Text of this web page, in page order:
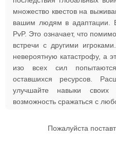
множество квестов на
вашим людям в адаптации.
PvP. Это означает, что
встречи с другими
невероятную катастрофу, а
изо всех сил
оставшихся ресурсов.
улучшайте навыки
возможность сражаться с
Пожалуйста